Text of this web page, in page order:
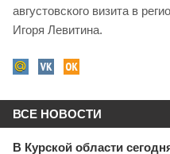
августовского визита в
Игоря Левитина.
ВСЕ НОВОСТИ
В Курской области